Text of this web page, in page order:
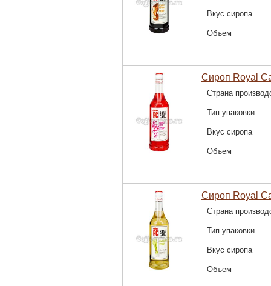
Вкус сиропа
Объем
Сироп Royal
Страна
Тип упаковки
Вкус сиропа
Объем
Сироп Royal
Страна
Тип упаковки
Вкус сиропа
Объем